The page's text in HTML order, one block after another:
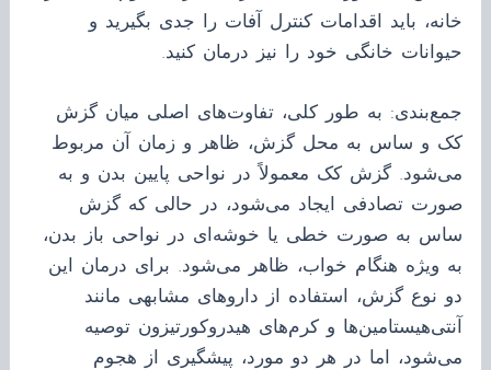
خانه، باید اقدامات کنترل آفات را جدی بگیرید و
حیوانات خانگی خود را نیز درمان کنید.
جمع‌بندی: به طور کلی، تفاوت‌های اصلی میان گزش
کک و ساس به محل گزش، ظاهر و زمان آن مربوط
می‌شود. گزش کک معمولاً در نواحی پایین بدن و به
صورت تصادفی ایجاد می‌شود، در حالی که گزش
ساس به صورت خطی یا خوشه‌ای در نواحی باز بدن،
به ویژه هنگام خواب، ظاهر می‌شود. برای درمان این
دو نوع گزش، استفاده از داروهای مشابهی مانند
آنتی‌هیستامین‌ها و کرم‌های هیدروکورتیزون توصیه
می‌شود، اما در هر دو مورد، پیشگیری از هجوم